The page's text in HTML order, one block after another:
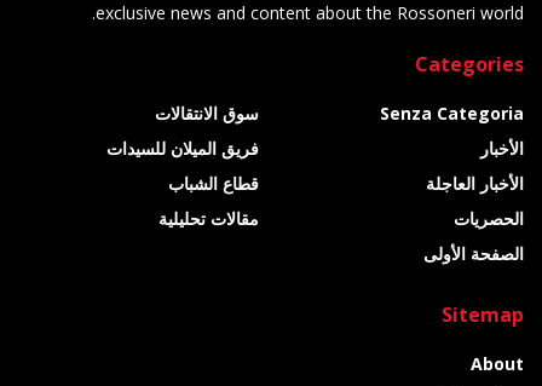
exclusive news and content about the Rossoneri world.
Categories
Senza Categoria
الأخبار
الأخبار العاجلة
الحصريات
الصفحة الأولى
سوق الانتقالات
فريق الميلان للسيدات
قطاع الشباب
مقالات تحليلية
Sitemap
About